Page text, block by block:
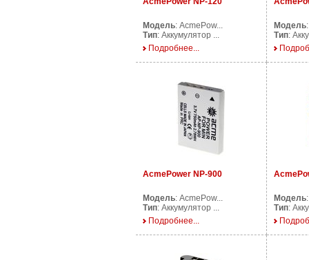
Модель: AcmePow...
Тип: Аккумулятор ...
Подробнее...
Модель
Тип:
AcmePower NP-900
Модель: AcmePow...
Тип: Аккумулятор ...
Подробнее...
Модель
Тип: